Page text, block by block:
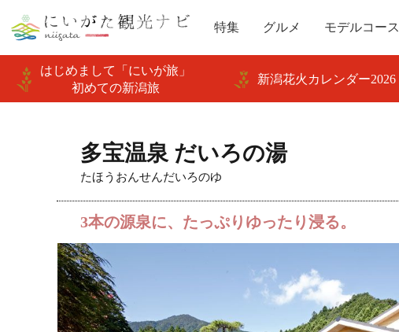
特集 グルメ モデルコース
はじめまして「にいが旅」
初めての新潟旅
新潟花火カレンダー2026
多宝温泉 だいろの湯
たほうおんせんだいろのゆ
3本の源泉に、たっぷりゆったり浸る。